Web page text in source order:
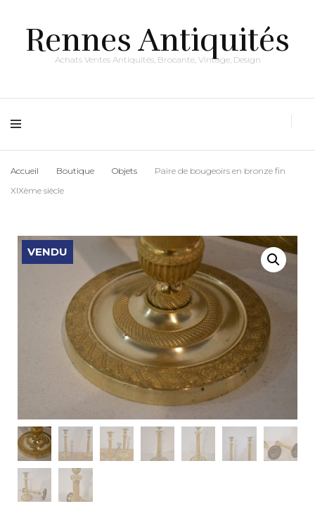
Rennes Antiquités
Achats Ventes Antiquités, Brocante, Vintage, Design
Accueil Boutique Objets
Paire de bougeoirs en bronze fin
XIXème siècle
VENDU